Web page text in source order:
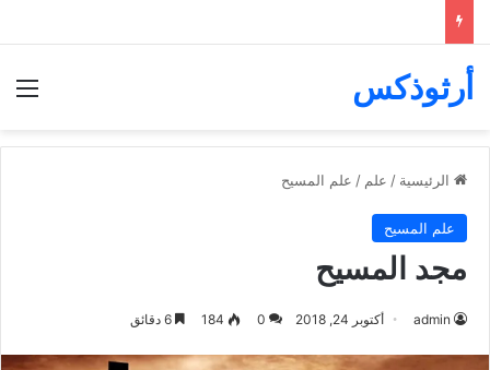
أرثوذكس
الرئيسية / علم / علم المسيح
علم المسيح
مجد المسيح
admin أكتوبر 24, 2018 0
184